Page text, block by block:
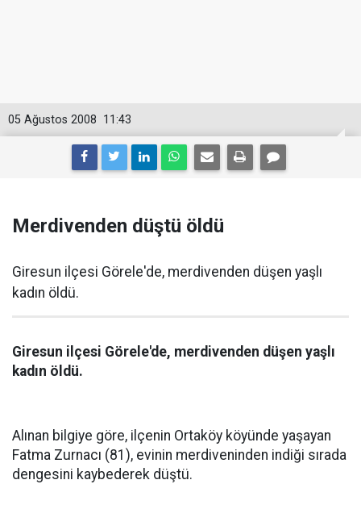
11:43
05 Ağustos 2008
Merdivenden düştü öldü
Giresun ilçesi Görele'de, merdivenden düşen yaşlı
kadın öldü.
Giresun ilçesi Görele'de, merdivenden düşen yaşlı
kadın öldü.
Alınan bilgiye göre, ilçenin Ortaköy köyünde yaşayan
Fatma Zurnacı (81), evinin merdiveninden indiği sırada
dengesini kaybederek düştü.